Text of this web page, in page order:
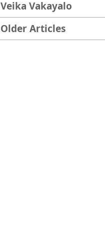
Veika Vakayalo
Older Articles